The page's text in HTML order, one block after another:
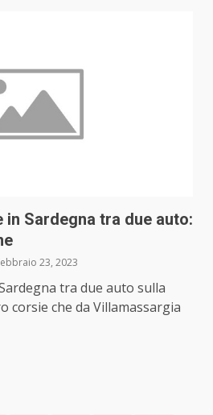
Sardegna tra due auto:
23, 2023
tra due auto sulla
corsie che da Villamassargia